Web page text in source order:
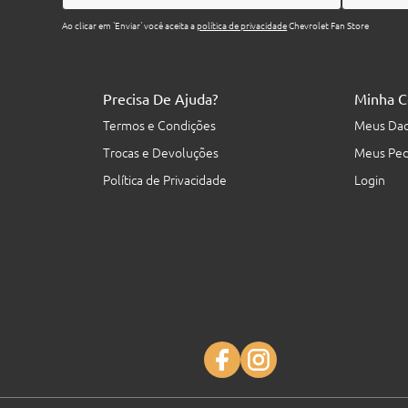
Ao clicar em 'Enviar' você aceita apolítica de privacidadeChevrolet Fan Store
Precisa De Ajuda?
Termos e Condições
Trocas e Devoluções
Política de Privacidade
Minha
Meus
Meus
Login